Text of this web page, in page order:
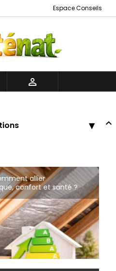
Espace Conseils

allier
confort et santé ?
Bâtiments Naturels à Tourcoing
écologique à Roubaix